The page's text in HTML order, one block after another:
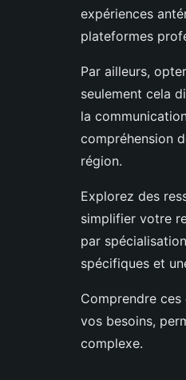
expériences
plateformes
Par ailleurs,
seulement cela
la
compréhension
région.
Explorez des
simplifier votre
par
spécifiques et
Comprendre
vos besoins,
complexe.